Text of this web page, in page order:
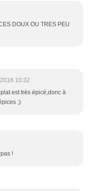
DOUX OU TRES PEU
10:32
est très épicé,donc à
;)
!